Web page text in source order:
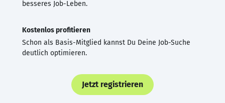
besseres Job-Leben.
Kostenlos profitieren
Schon als Basis-Mitglied kannst Du Deine Job-Suche
deutlich optimieren.
Jetzt registrieren